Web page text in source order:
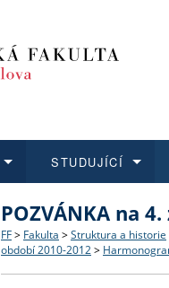
Struktura a historie
Co studovat a jak se
STUDUJÍCÍ
Bakalářské a magisterské
O vědě a výzkumu na FF
Aktuální nabídky a
POZVÁNKA na
FF > Fakulta > Struktura a historie
období 2010-2012 >